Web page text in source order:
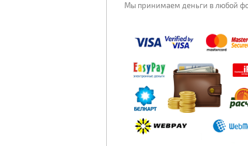
Мы принимаем деньги в любой